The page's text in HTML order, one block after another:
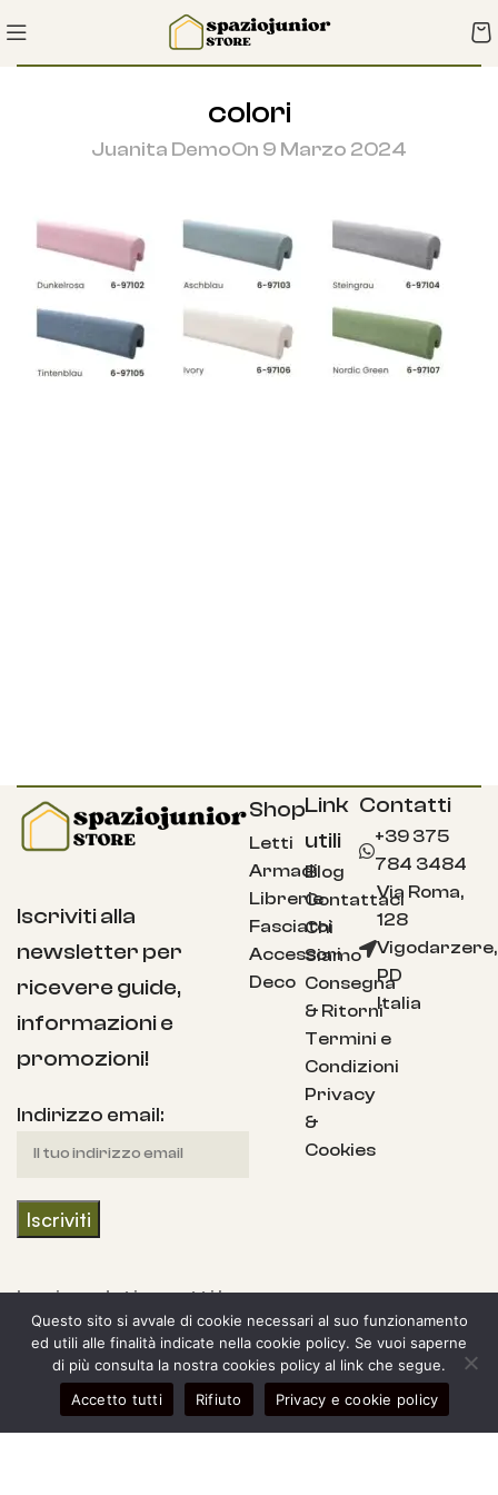
colori
Juanita DemoOn 9 Marzo 2024
Iscriviti alla
newsletter per
ricevere guide,
informazioni e
promozioni!
Indirizzo email:
Iscrivendoti accetti la
nostra Informativa
sulla privacy e fornisci
il consenso a ricevere
aggiornamenti dalla
Shop
Letti
Armadi
Librerie
Fasciatoi
Accessori
Deco
Link
utili
Blog
Contattaci
Chi
Siamo
Consegna
& Ritorni
Termini e
Condizioni
Privacy
&
Cookies
Contatti
+39 375
784 3484
Via Roma,
128
Vigodarzere,
PD
Italia
laterale
Il mio account
0
Carrello
Questo sito si avvale di cookie necessari al suo funzionamento
ed utili alle finalità indicate nella cookie policy. Se vuoi saperne
di più consulta la nostra cookies policy al link che segue.
Accetto tutti
Rifiuto Privacy e cookie policy